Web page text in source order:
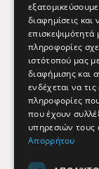
διαφημίσεις
επισκεψιμότητά
πληροφορίες
ιστότοπού μας
διαφήμισης και
ενδέχεται να
πληροφορίες
που έχουν
υπηρεσιών τους
Απορρήτου